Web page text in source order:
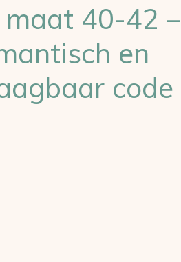
40-42 –
en
code